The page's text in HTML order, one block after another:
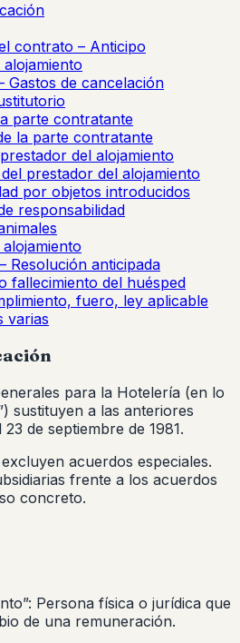
contrato – Anticipo
Gastos de cancelación
parte contratante
la parte contratante
del alojamiento
prestador del alojamiento
por objetos introducidos
responsabilidad
Resolución anticipada
fallecimiento del huésped
fuero, ley aplicable
varias
para la Hotelería (en lo
sustituyen a las anteriores
de septiembre de 1981.
acuerdos especiales.
frente a los acuerdos
concreto.
Persona física o jurídica que
de una remuneración.